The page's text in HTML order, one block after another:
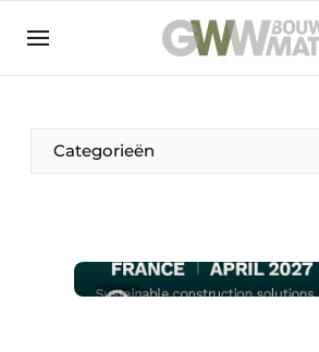
NL EN
Categorieën
De Pen